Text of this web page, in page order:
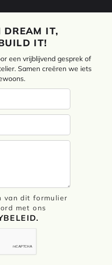
DREAM IT,
IT!
een vrijblijvend gesprek of
Samen creëren we iets
van dit formulier
met ons